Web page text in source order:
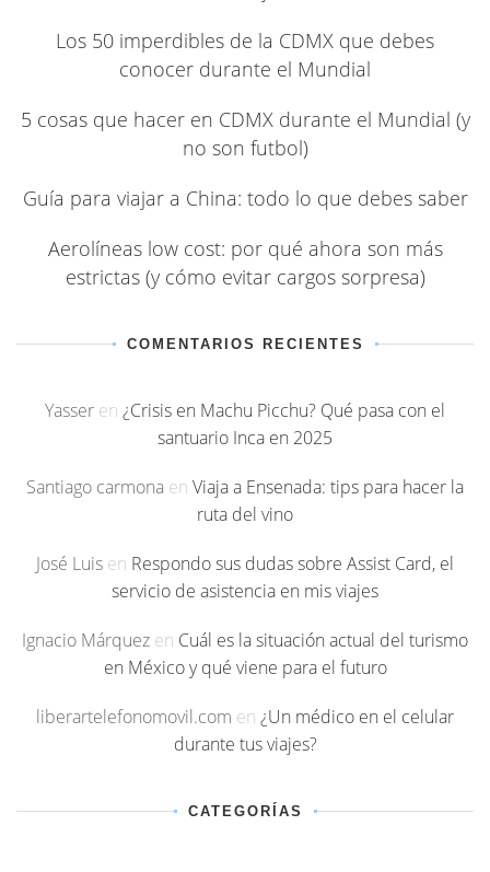
Los 50 imperdibles de la CDMX que debes
conocer durante el Mundial
5 cosas que hacer en CDMX durante el Mundial (y
no son futbol)
Guía para viajar a China: todo lo que debes saber
Aerolíneas low cost: por qué ahora son más
estrictas (y cómo evitar cargos sorpresa)
COMENTARIOS RECIENTES
Yasser en ¿Crisis en Machu Picchu? Qué pasa con el
santuario Inca en 2025
Santiago carmona en Viaja a Ensenada: tips para hacer la
ruta del vino
José Luis en Respondo sus dudas sobre Assist Card, el
servicio de asistencia en mis viajes
Ignacio Márquez en Cuál es la situación actual del turismo
en México y qué viene para el futuro
liberartelefonomovil.com en ¿Un médico en el celular
durante tus viajes?
CATEGORÍAS